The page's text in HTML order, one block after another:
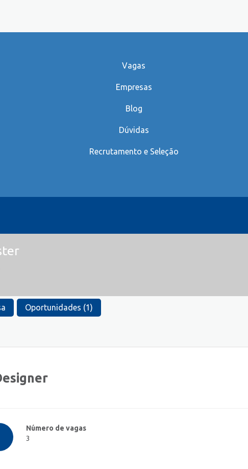
Vagas
Empresas
Blog
Dúvidas
Recrutamento e Seleção
Oportunidades (1)
Número de vagas
3